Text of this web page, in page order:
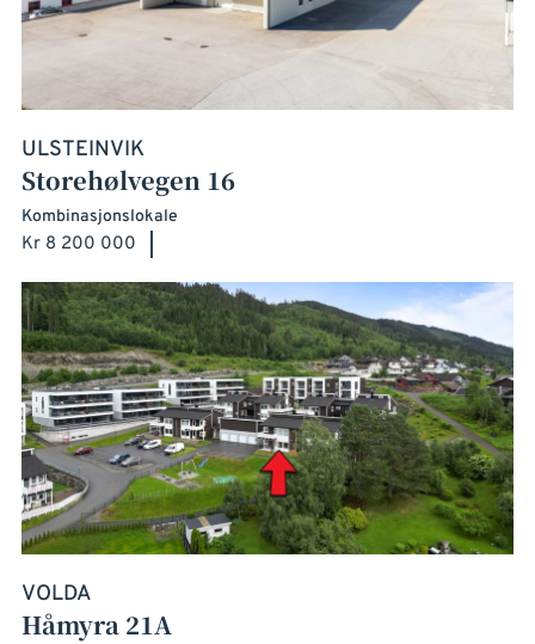
ULSTEINVIK
Storehølvegen 16
Kombinasjonslokale
Kr 8 200 000
VOLDA
Håmyra 21A